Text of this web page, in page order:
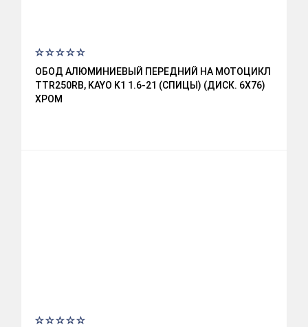
ОБОД АЛЮМИНИЕВЫЙ ПЕРЕДНИЙ НА МОТОЦИКЛ
TTR250RB, KAYO K1 1.6-21 (СПИЦЫ) (ДИСК. 6X76)
ХРОМ